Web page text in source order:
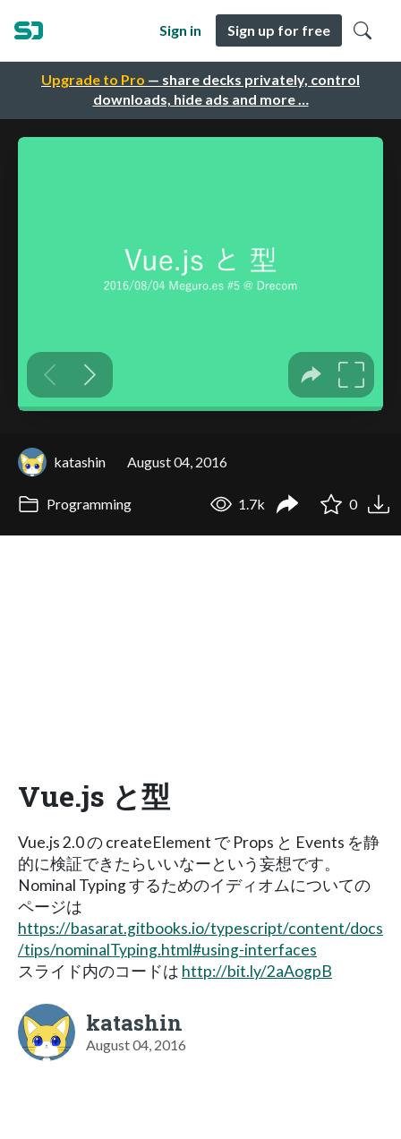
Upgrade to Pro — share decks privately, control
downloads, hide ads and more …
Sign in Sign up for free
katashin August 04, 2016
Programming 1.7k 0
Vue.js と型
Vue.js 2.0 の createElement で Props と Events を静
的に検証できたらいいなーという妄想です。
Nominal Typing するためのイディオムについての
ページは
https://basarat.gitbooks.io/typescript/content/docs
/tips/nominalTyping.html#using-interfaces
スライド内のコードは http://bit.ly/2aAogpB
katashin
August 04, 2016